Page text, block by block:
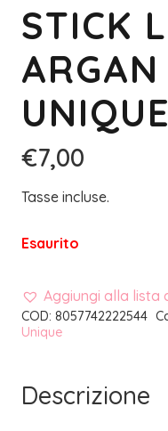
STICK
UNIQUE
€7,00
Tasse incluse.
Esaurito
Aggiungi alla lista
COD: 8057742222544
Unique
Descrizione